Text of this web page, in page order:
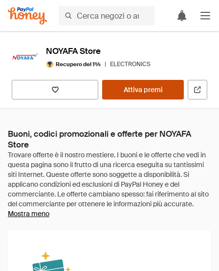
NOYAFA Store
Recupero del 1% | ELECTRONICS
Attiva premi
Buoni, codici promozionali e offerte per NOYAFA
Store
Mostra meno